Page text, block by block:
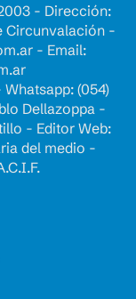
- Dirección:
Circunvalación -
- Email:
Whatsapp: (054)
Dellazoppa -
- Editor Web:
del medio -